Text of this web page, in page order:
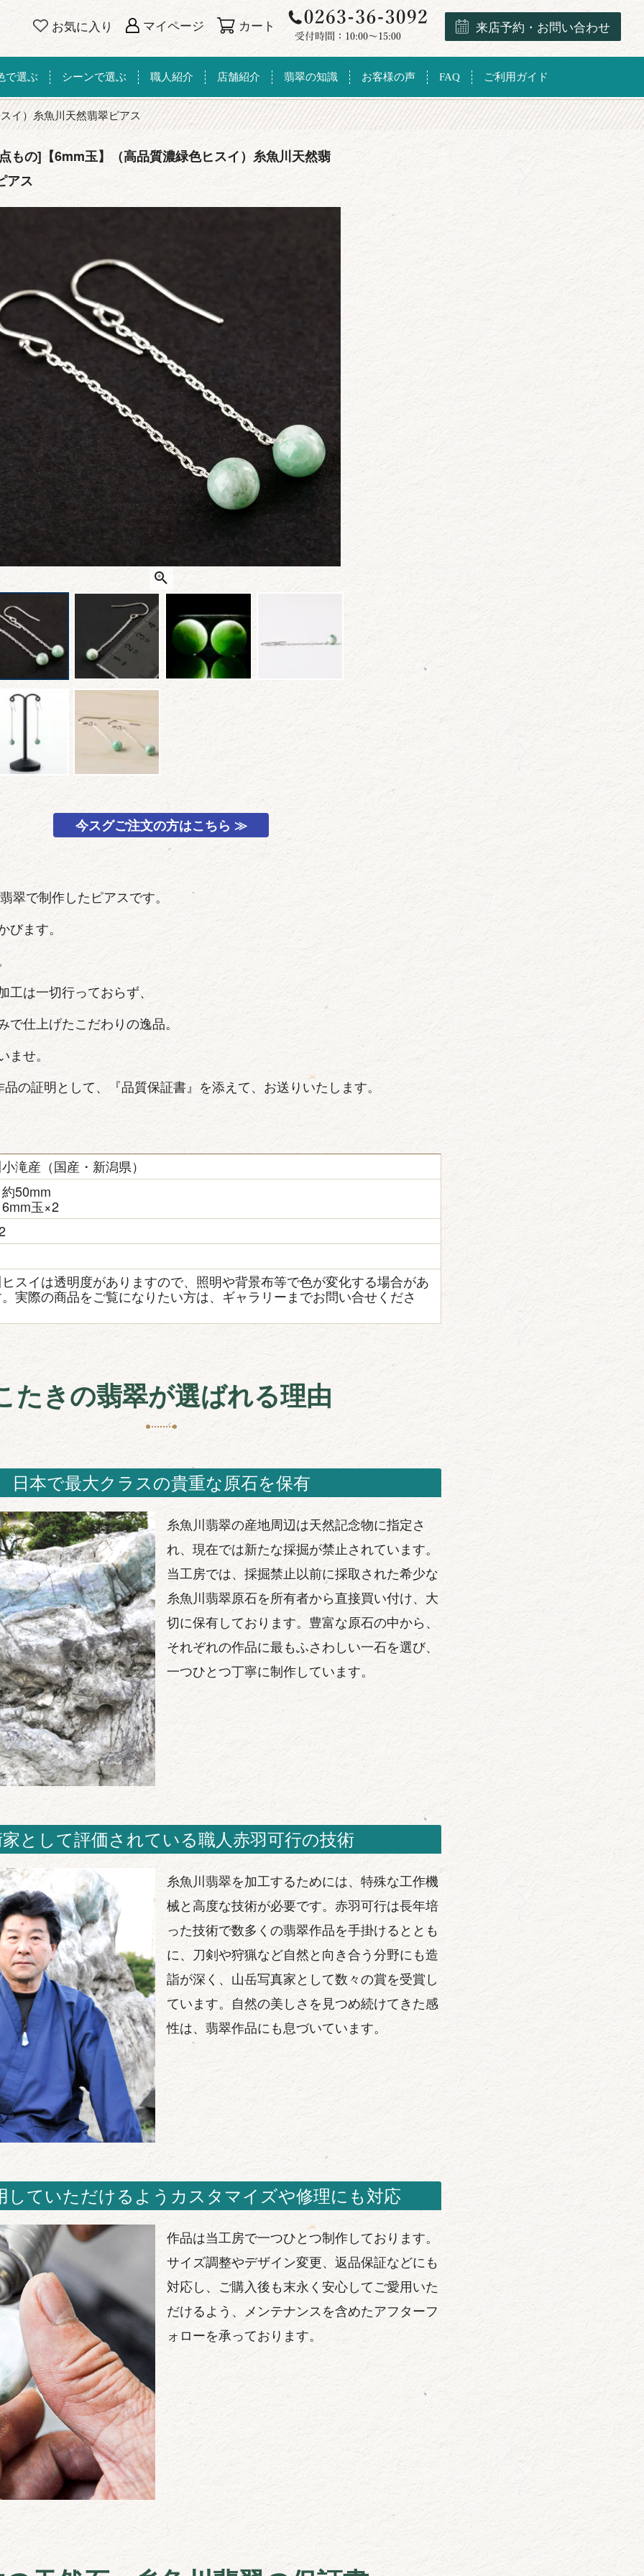
お気に入り マイページ カート 来店予約・お問い合わせ
で選ぶ シーンで選ぶ 職人紹介 店舗紹介 翡翠の知識 お客様の声 FAQ ご利用ガイド
イ）糸魚川天然翡翠ピアス
もの]【6mm玉】（高品質濃緑色ヒスイ）糸魚川天然翡
アス
今スグご注文の方はこちら ≫
翠で制作したピアスです。
ます。
は一切行っておらず、
で仕上げたこだわりの逸品。
せ。
の証明として、『品質保証書』を添えて、お送りいたします。
滝産（国産・新潟県）
50mm
玉×2
スイは透明度がありますので、照明や背景布等で色が変化する場合があ
実際の商品をご覧になりたい方は、ギャラリーまでお問い合せくださ
たきの翡翠が選ばれる理由
日本で最大クラスの貴重な原石を保有
糸魚川翡翠の産地周辺は天然記念物に指定さ
れ、現在では新たな採掘が禁止されています。
当工房では、採掘禁止以前に採取された希少な
糸魚川翡翠原石を所有者から直接買い付け、大
切に保有しております。豊富な原石の中から、
それぞれの作品に最もふさわしい一石を選び、
一つひとつ丁寧に制作しています。
として評価されている職人赤羽可行の技術
糸魚川翡翠を加工するためには、特殊な工作機
械と高度な技術が必要です。赤羽可行は長年培
った技術で数多くの翡翠作品を手掛けるととも
に、刀剣や狩猟など自然と向き合う分野にも造
詣が深く、山岳写真家として数々の賞を受賞し
ています。自然の美しさを見つめ続けてきた感
性は、翡翠作品にも息づいています。
していただけるようカスタマイズや修理にも対応
作品は当工房で一つひとつ制作しております。
サイズ調整やデザイン変更、返品保証などにも
対応し、ご購入後も末永く安心してご愛用いた
だけるよう、メンテナンスを含めたアフターフ
ォローを承っております。